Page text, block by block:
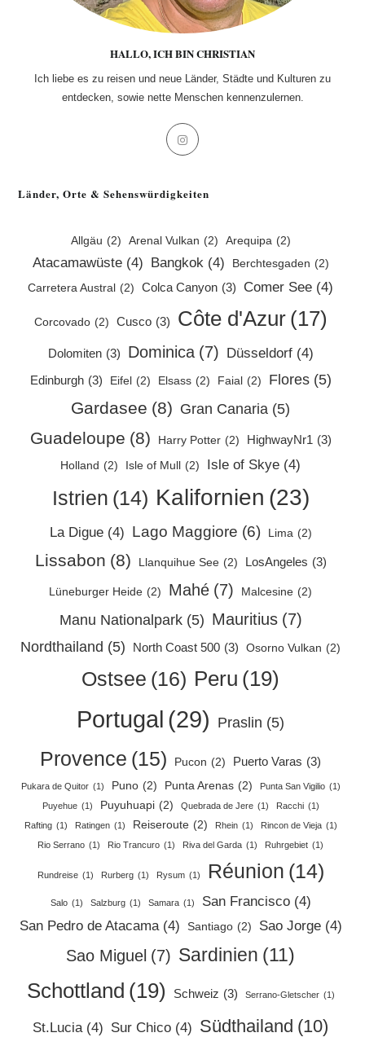
HALLO, ICH BIN CHRISTIAN
Ich liebe es zu reisen und neue Länder, Städte und Kulturen zu
entdecken, sowie nette Menschen kennenzulernen.
Opens
new
Länder, Orte & Sehenswürdigkeiten
Allgäu (2) Arenal Vulkan (2) Arequipa (2)
Atacamawüste (4) Bangkok (4) Berchtesgaden (2)
Carretera Austral (2) Colca Canyon (3) Comer See (4)
Corcovado (2) Cusco (3) Côte d'Azur (17)
Dolomiten (3) Dominica (7) Düsseldorf (4)
Edinburgh (3) Eifel (2) Elsass (2) Faial (2) Flores (5)
Gardasee (8) Gran Canaria (5)
Guadeloupe (8) Harry Potter (2) HighwayNr1 (3)
Holland (2) Isle of Mull (2) Isle of Skye (4)
Istrien (14) Kalifornien (23)
La Digue (4) Lago Maggiore (6) Lima (2)
Lissabon (8) Llanquihue See (2) LosAngeles (3)
Lüneburger Heide (2) Mahé (7) Malcesine (2)
Manu Nationalpark (5) Mauritius (7)
Nordthailand (5) North Coast 500 (3) Osorno Vulkan (2)
Ostsee (16) Peru (19)
Portugal (29) Praslin (5)
Provence (15) Pucon (2) Puerto Varas (3)
Pukara de Quitor (1) Puno (2) Punta Arenas (2) Punta San Vigilio (1)
Puyehue (1) Puyuhuapi (2) Quebrada de Jere (1) Racchi (1)
Rafting (1) Ratingen (1) Reiseroute (2) Rhein (1) Rincon de Vieja (1)
Rio Serrano (1) Rio Trancuro (1) Riva del Garda (1) Ruhrgebiet (1)
Rundreise (1) Rurberg (1) Rysum (1) Réunion (14)
Salo (1) Salzburg (1) Samara (1) San Francisco (4)
San Pedro de Atacama (4) Santiago (2) Sao Jorge (4)
Sao Miguel (7) Sardinien (11)
Schottland (19) Schweiz (3) Serrano-Gletscher (1)
St.Lucia (4) Sur Chico (4) Südthailand (10)